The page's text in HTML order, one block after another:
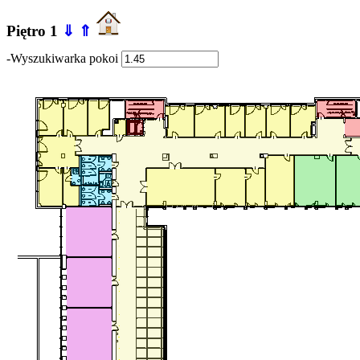
Piętro 1 ⇓ ⇑
-Wyszukiwarka pokoi